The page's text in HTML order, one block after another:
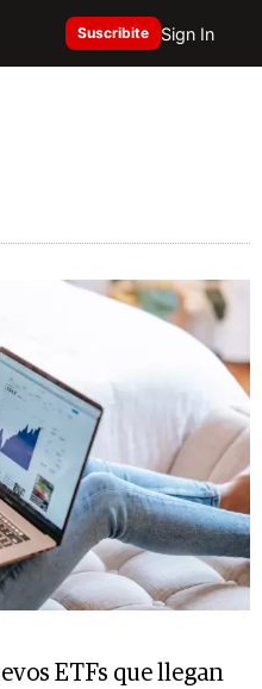
Suscribite Sign In
ETFs que llegan